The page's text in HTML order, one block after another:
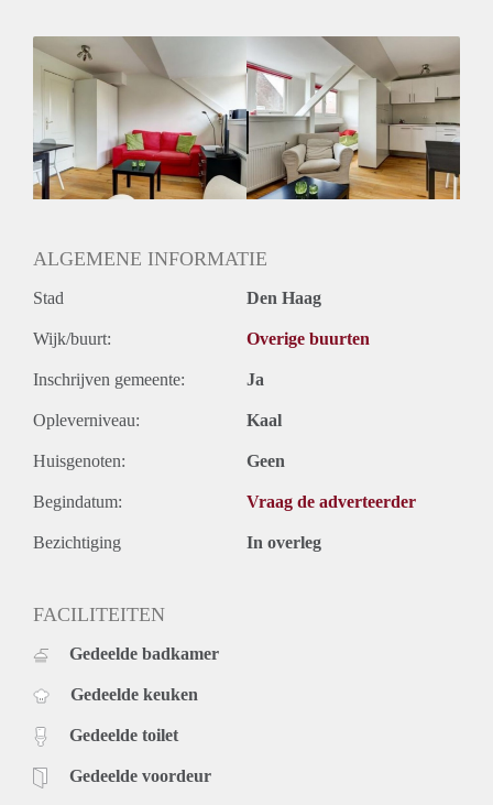
Gedeelde keuken: Nee
Gedeelde Douche: Nee
Gedeelde woonkamer: Nee
Huisgenoten: Nee
Geslacht huisgenoten: N.v.t.
ALGEMENE INFORMATIE
Stad Den Haag
Wijk/buurt: Overige buurten
Inschrijven gemeente: Ja
Opleverniveau: Kaal
Huisgenoten: Geen
Begindatum: Vraag de adverteerder
Bezichtiging In overleg
FACILITEITEN
Gedeelde badkamer
Gedeelde keuken
Gedeelde toilet
Gedeelde voordeur